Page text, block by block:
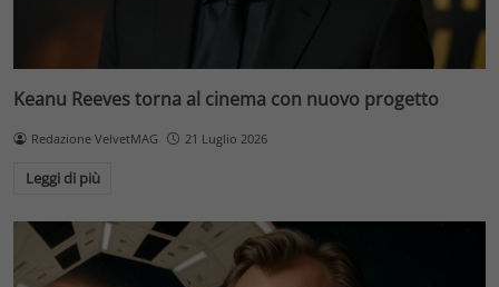
Keanu Reeves torna al cinema con nuovo progetto
Redazione VelvetMAG 21 Luglio 2026
Leggi di più